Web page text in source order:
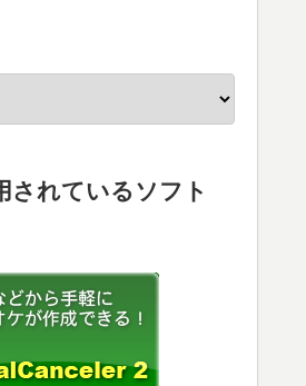
されているソフト